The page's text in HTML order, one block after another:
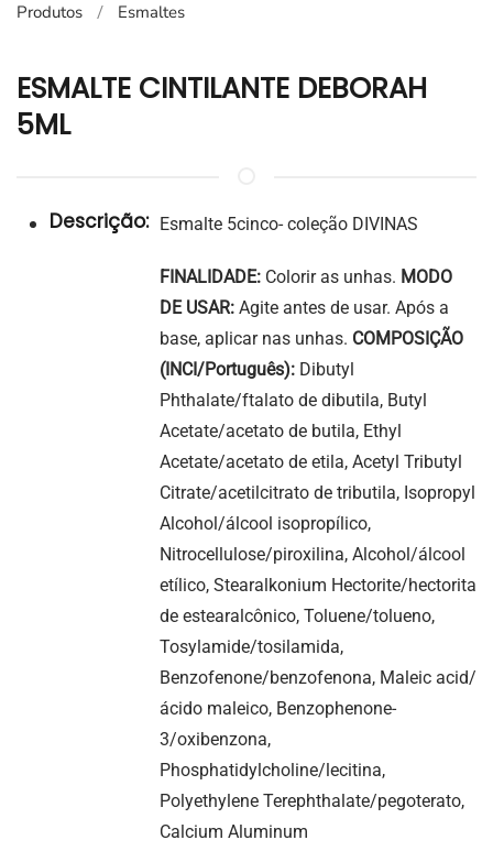
Produtos Esmaltes
ESMALTE CINTILANTE DEBORAH
5ML
Descrição: Esmalte 5cinco- coleção DIVINAS
FINALIDADE: Colorir as unhas. MODO
DE USAR: Agite antes de usar. Após a
base, aplicar nas unhas. COMPOSIÇÃO
(INCI/Português): Dibutyl
Phthalate/ftalato de dibutila, Butyl
Acetate/acetato de butila, Ethyl
Acetate/acetato de etila, Acetyl Tributyl
Citrate/acetilcitrato de tributila, Isopropyl
Alcohol/álcool isopropílico,
Nitrocellulose/piroxilina, Alcohol/álcool
etílico, Stearalkonium Hectorite/hectorita
de estearalcônico, Toluene/tolueno,
Tosylamide/tosilamida,
Benzofenone/benzofenona, Maleic acid/
ácido maleico, Benzophenone-
3/oxibenzona,
Phosphatidylcholine/lecitina,
Polyethylene Terephthalate/pegoterato,
Calcium Aluminum